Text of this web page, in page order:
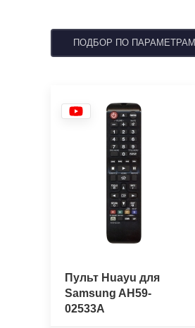
ПОДБОР ПО ПАРАМЕТРАМ
Пульт Huayu для
Samsung AH59-
02533A